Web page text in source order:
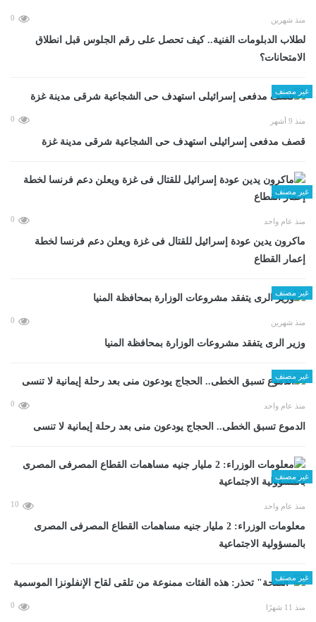
منذ شهرين 0
لطلاب الدبلومات الفنية.. كيف تحصل على رقم الجلوس قبل انطلاق
الامتحانات؟
غير مصنف
منذ 9 أشهر 0
قصف مدفعى إسرائيلى استهدف حى الشجاعية شرقى مدينة غزة
غير مصنف
منذ عام واحد 0
ماكرون يدين عودة إسرائيل للقتال فى غزة ويعلن دعم فرنسا لخطة
إعمار القطاع
غير مصنف
منذ شهرين 0
وزير الرى يتفقد مشروعات الوزارة بمحافظة المنيا
غير مصنف
منذ عام واحد 0
الدموع تسبق الخطى.. الحجاج يودعون منى بعد رحلة إيمانية لا تنسى
غير مصنف
منذ عام واحد 10
معلومات الوزراء: 2 مليار جنيه مساهمات القطاع المصرفى المصرى
بالمسؤولية الاجتماعية
غير مصنف
منذ 11 شهرًا 0